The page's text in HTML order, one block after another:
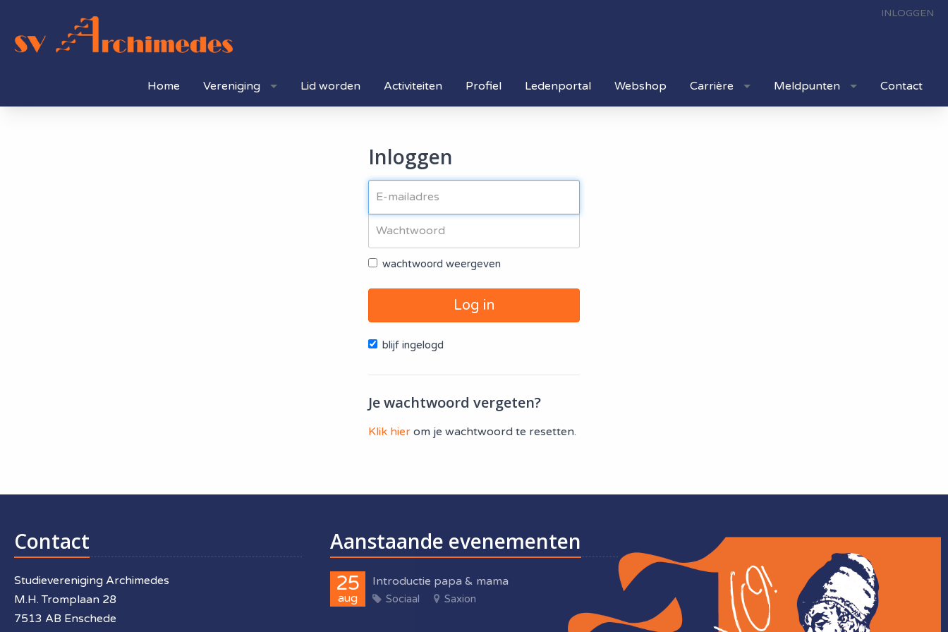
INLOGGEN
Home Vereniging Lid worden Activiteiten Profiel Ledenportal Webshop Carrière Meldpunten Contact
Inloggen
wachtwoord weergeven
Log in
blijf ingelogd
Je wachtwoord vergeten?
Klik hier om je wachtwoord te resetten.
Contact
Studievereniging Archimedes
M.H. Tromplaan 28
7513 AB Enschede
Aanstaande evenementen
25
aug
Introductie papa & mama
Sociaal Saxion